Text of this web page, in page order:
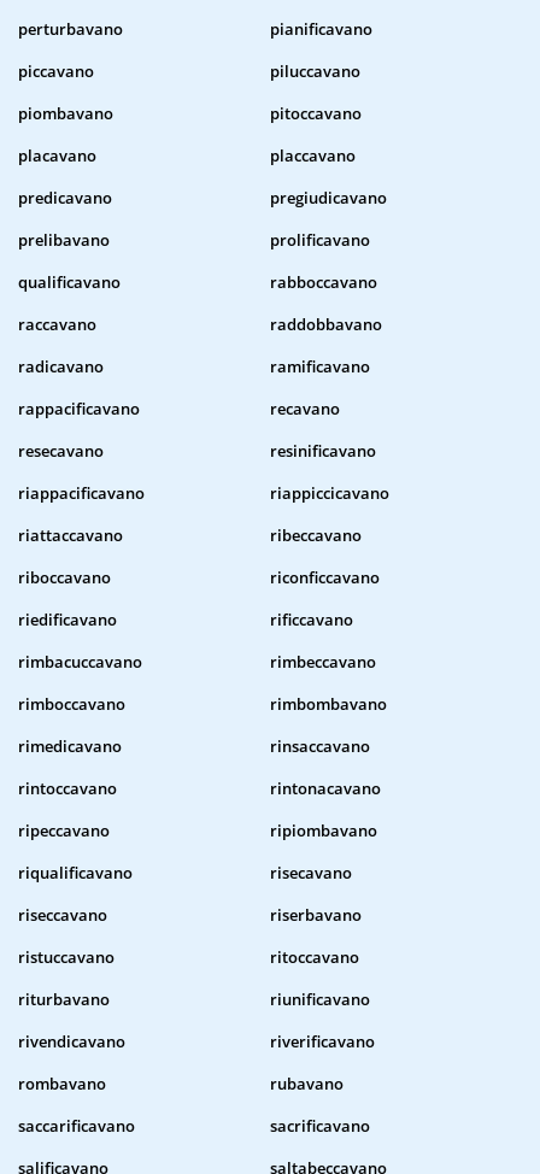
perturbavano
pianificavano
piccavano
piluccavano
piombavano
pitoccavano
placavano
placcavano
predicavano
pregiudicavano
prelibavano
prolificavano
qualificavano
rabboccavano
raccavano
raddobbavano
radicavano
ramificavano
rappacificavano
recavano
resecavano
resinificavano
riappacificavano
riappiccicavano
riattaccavano
ribeccavano
riboccavano
riconficcavano
riedificavano
rificcavano
rimbacuccavano
rimbeccavano
rimboccavano
rimbombavano
rimedicavano
rinsaccavano
rintoccavano
rintonacavano
ripeccavano
ripiombavano
riqualificavano
risecavano
riseccavano
riserbavano
ristuccavano
ritoccavano
riturbavano
riunificavano
rivendicavano
riverificavano
rombavano
rubavano
saccarificavano
sacrificavano
salificavano
saltabeccavano